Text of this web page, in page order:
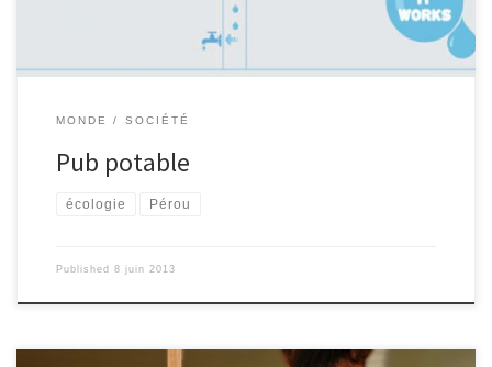
MONDE SOCIÉTÉ
Pub potable
écologie Pérou
Published 8 juin 2013